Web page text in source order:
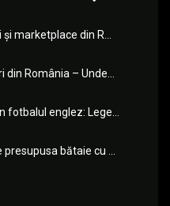
marketplace din R...
România – Unde...
fotbalul englez: Lege...
bătaie cu ...